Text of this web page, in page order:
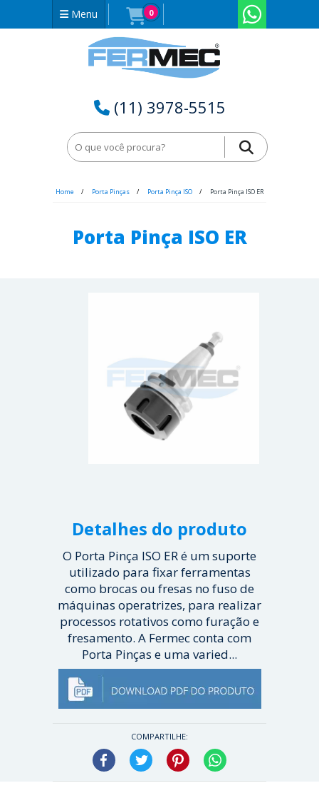
Menu 0
(11) 3978-5515
Home Porta Pinças Porta Pinça ISO Porta Pinça ISO ER
Porta Pinça ISO ER
Detalhes do produto
O Porta Pinça ISO ER é um suporte
utilizado para fixar ferramentas
como brocas ou fresas no fuso de
máquinas operatrizes, para realizar
processos rotativos como furação e
fresamento. A Fermec conta com
Porta Pinças e uma varied...
[ Veja mais ]
COMPARTILHE:
Facebook Twitter Pinterest